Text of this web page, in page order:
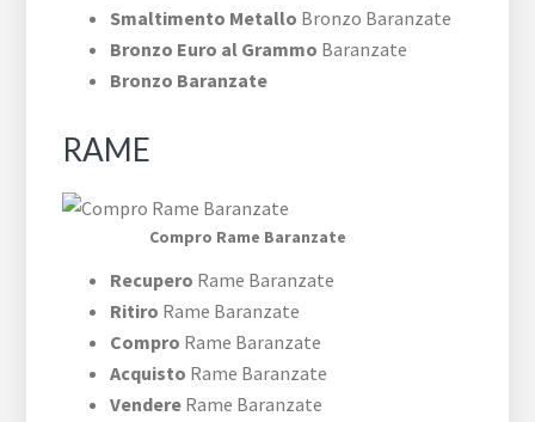
Smaltimento Metallo Bronzo Baranzate
Bronzo Euro al Grammo Baranzate
Bronzo Baranzate
RAME
Compro Rame Baranzate
Recupero Rame Baranzate
Ritiro Rame Baranzate
Compro Rame Baranzate
Acquisto Rame Baranzate
Vendere Rame Baranzate